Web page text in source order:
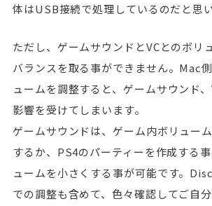
体はUSB接続で処理しているのだと思い
ただし、ゲームサウンドとVCとのボリ
バランスを取る事ができません。Mac
ュームを調整すると、ゲームサウンド
影響を受けてしまいます。
ゲームサウンドは、ゲーム内ボリュー
するか、PS4のパーティーを作成する
ュームを小さくする事が可能です。
での調整も含めて、色々確認してご自